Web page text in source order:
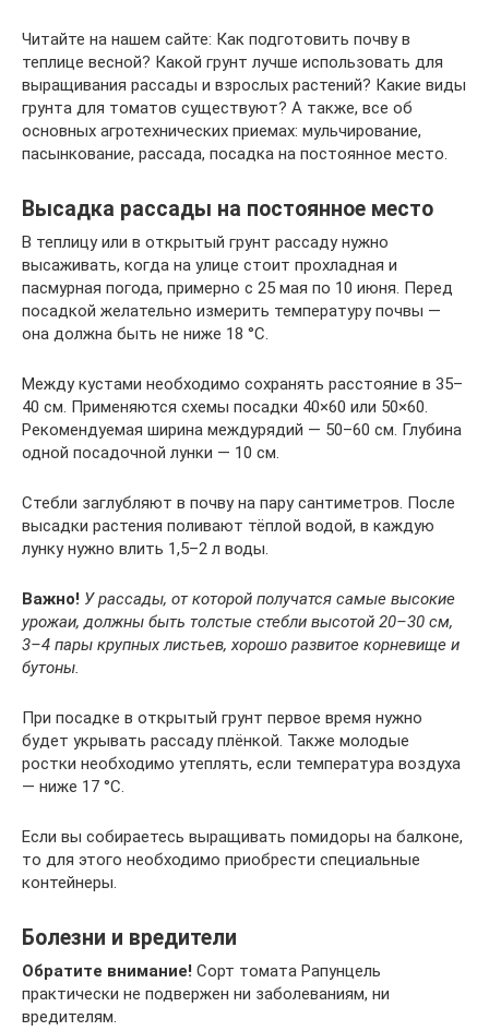
Читайте на нашем сайте: Как подготовить почву в
теплице весной? Какой грунт лучше использовать для
выращивания рассады и взрослых растений? Какие виды
грунта для томатов существуют? А также, все об
основных агротехнических приемах: мульчирование,
пасынкование, рассада, посадка на постоянное место.
Высадка рассады на постоянное место
В теплицу или в открытый грунт рассаду нужно
высаживать, когда на улице стоит прохладная и
пасмурная погода, примерно с 25 мая по 10 июня. Перед
посадкой желательно измерить температуру почвы —
она должна быть не ниже 18 °С.
Между кустами необходимо сохранять расстояние в 35–
40 см. Применяются схемы посадки 40×60 или 50×60.
Рекомендуемая ширина междурядий — 50–60 см. Глубина
одной посадочной лунки — 10 см.
Стебли заглубляют в почву на пару сантиметров. После
высадки растения поливают тёплой водой, в каждую
лунку нужно влить 1,5–2 л воды.
Важно! У рассады, от которой получатся самые высокие
урожаи, должны быть толстые стебли высотой 20–30 см,
3–4 пары крупных листьев, хорошо развитое корневище и
бутоны.
При посадке в открытый грунт первое время нужно
будет укрывать рассаду плёнкой. Также молодые
ростки необходимо утеплять, если температура воздуха
— ниже 17 °С.
Если вы собираетесь выращивать помидоры на балконе,
то для этого необходимо приобрести специальные
контейнеры.
Болезни и вредители
Обратите внимание! Сорт томата Рапунцель
практически не подвержен ни заболеваниям, ни
вредителям.